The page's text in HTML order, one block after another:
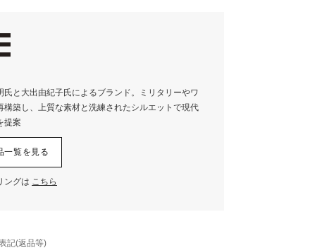
氏と大出由紀子氏によるブランド。ミリタリーやワ
構築し、上質な素材と洗練されたシルエットで現代
提案
一覧を見る
ングは こちら
記(返品等)